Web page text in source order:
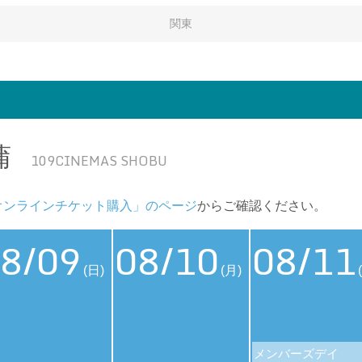
関東
109CINEMAS SHOBU
ンラインチケット購入」のページからご確認ください。
09 (日) 08/10 (月) 08/11
メンバーズデイ